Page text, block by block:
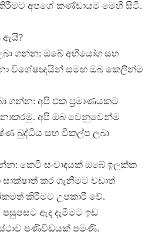
අපගේ කණ්ඩායම මෙහි සිටී.
ඇයි?
ගන්න: ඔබේ අභියෝග සහ
විශේෂඥයින් සමඟ ඔබ කෙලින්ම
ගන්න: අපි එක ප්‍රමාණයකට
අපි ඔබ වෙනුවෙන්ම
බුද්ධිය සහ විකල්ප ලබා
කෙටි සංවාදයක් ඔබේ ඉලක්ක
කර ගැනීමට වඩාත්
කිරීමට උපකාරී වේ.
ඇද දැමීමට ඉඩ
පණිවිඩයක් පමණි.